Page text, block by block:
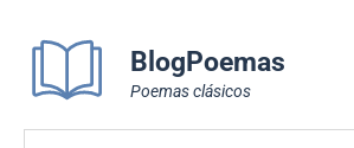
content
BlogPoemas
Poemas clásicos